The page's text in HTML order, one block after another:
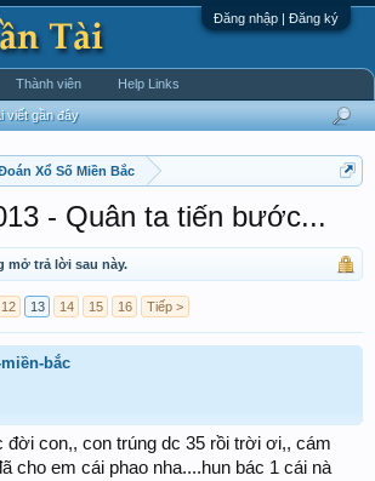
Đăng nhập | Đăng ký
Xổ Số Miền Bắc
- Quân ta tiến bước...
mở trả lời sau này.
12 13 14 15 16 Tiếp >
bắc
đời con,, con trúng dc 35 rồi trời ơi,, cám
cho em cái phao nha....hun bác 1 cái nà
viết gần đây
Thành viên Help Links